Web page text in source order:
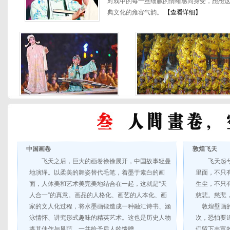
典文化的雍容气韵。
【查看详细】
中国画卷
飞天之后，巨大的画卷徐徐展开，中国故事轻曼
地演绎。以柔美的舞姿替代毛笔，着墨于素白的画
面，人体美和艺术美完美地结合在一起，这就是“天
人合一”的真意。画品的人格化、画艺的人本化、画
家的文人化过程，将水墨画锻造成一种融汇诗书、涵
泳情怀、讲究形式趣味的精英艺术。这也是历史人物
敦煌飞天
飞天起
里面，不只
生尘，不只
慈悲。慈悲
敦煌壁画
次，恐怕要